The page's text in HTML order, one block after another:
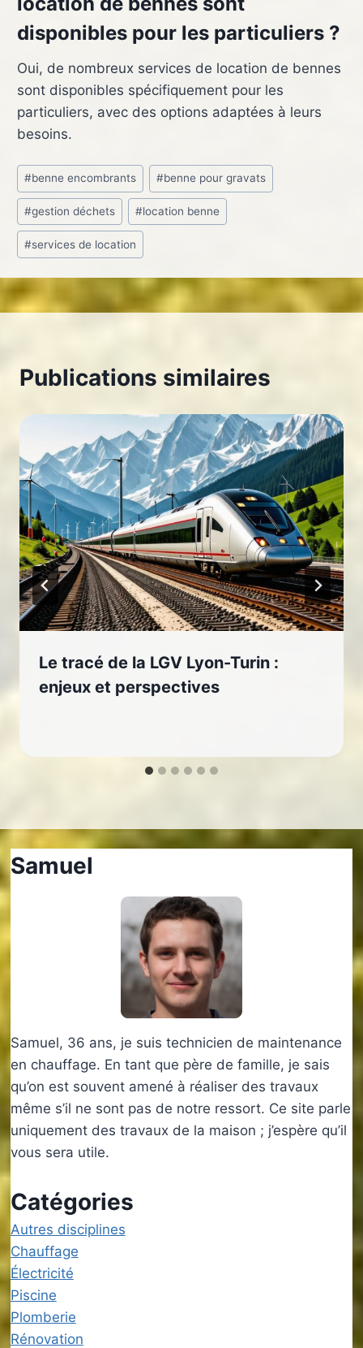
disponibles pour les particuliers ?
Oui, de nombreux services de location de bennes
sont disponibles spécifiquement pour les
particuliers, avec des options adaptées à leurs
besoins.
Étiquettes
de
la
publication :
#benne encombrants #benne pour gravats
#gestion déchets #location benne
#services de location
Publications similaires
Le tracé de la LGV Lyon-Turin :
enjeux et perspectives
Samuel
Samuel, 36 ans, je suis technicien de maintenance
en chauffage. En tant que père de famille, je sais
qu’on est souvent amené à réaliser des travaux
même s’il ne sont pas de notre ressort. Ce site parle
uniquement des travaux de la maison ; j’espère qu’il
vous sera utile.
Catégories
Autres disciplines
Chauffage
Électricité
Piscine
Plomberie
Rénovation